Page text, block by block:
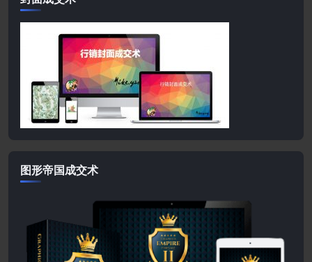
图形帝国成交术